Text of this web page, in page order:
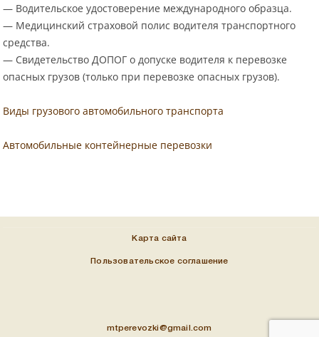
— Водительское удостоверение международного образца.
— Медицинский страховой полис водителя транспортного
средства.
— Свидетельство ДОПОГ о допуске водителя к перевозке
опасных грузов (только при перевозке опасных грузов).
Виды грузового автомобильного транспорта
Автомобильные контейнерные перевозки
Карта сайта
Пользовательское соглашение
mtperevozki@gmail.com